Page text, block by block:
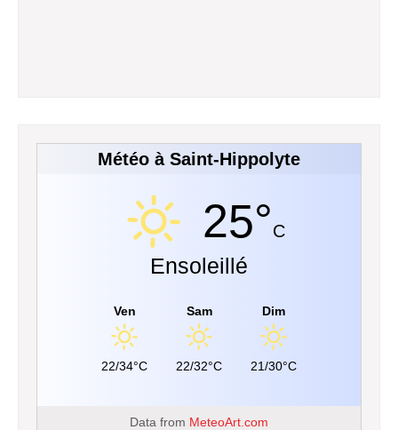
Météo à Saint-Hippolyte
25°C
Ensoleillé
Ven
22/34°C
Sam
22/32°C
Dim
21/30°C
Data from MeteoArt.com